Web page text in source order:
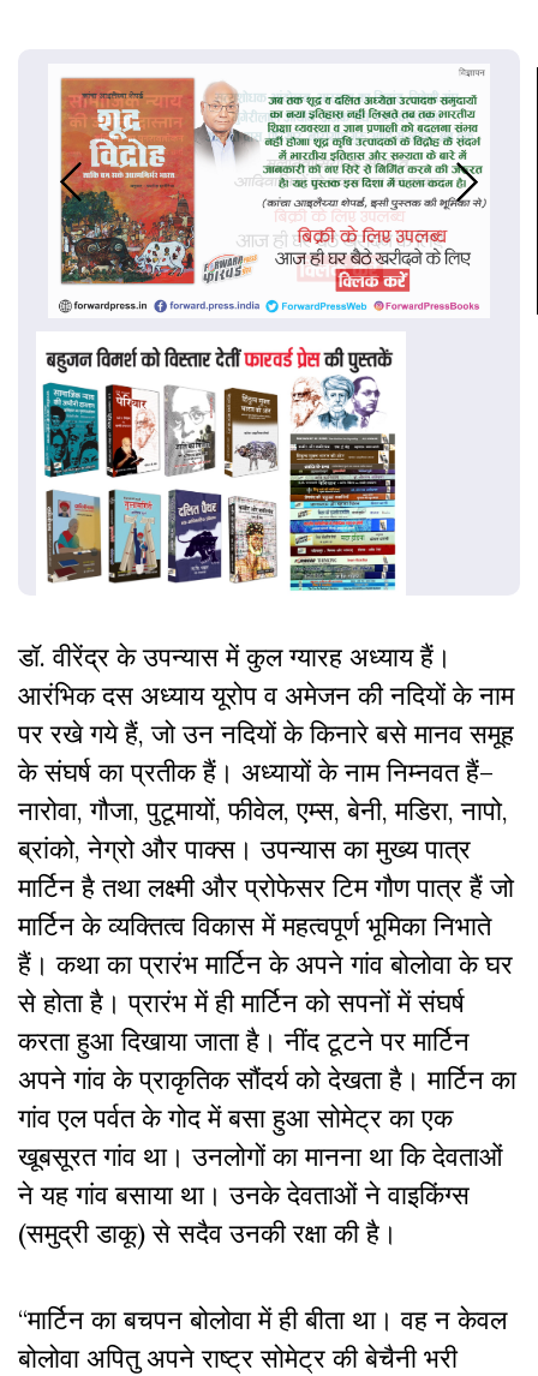
डॉ. वीरेंद्र के उपन्यास में कुल ग्यारह अध्याय हैं।
आरंभिक दस अध्याय यूरोप व अमेजन की नदियों के नाम
पर रखे गये हैं, जो उन नदियों के किनारे बसे मानव समूह
के संघर्ष का प्रतीक हैं। अध्यायों के नाम निम्नवत हैं–
नारोवा, गौजा, पुटूमायों, फीवेल, एम्स, बेनी, मडिरा, नापो,
ब्रांको, नेग्रो और पाक्स। उपन्यास का मुख्य पात्र
मार्टिन है तथा लक्ष्मी और प्रोफेसर टिम गौण पात्र हैं जो
मार्टिन के व्यक्तित्व विकास में महत्वपूर्ण भूमिका निभाते
हैं। कथा का प्रारंभ मार्टिन के अपने गांव बोलोवा के घर
से होता है। प्रारंभ में ही मार्टिन को सपनों में संघर्ष
करता हुआ दिखाया जाता है। नींद टूटने पर मार्टिन
अपने गांव के प्राकृतिक सौंदर्य को देखता है। मार्टिन का
गांव एल पर्वत के गोद में बसा हुआ सोमेट्र का एक
खूबसूरत गांव था। उनलोगों का मानना था कि देवताओं
ने यह गांव बसाया था। उनके देवताओं ने वाइकिंग्स
(समुद्री डाकू) से सदैव उनकी रक्षा की है।
“मार्टिन का बचपन बोलोवा में ही बीता था। वह न केवल
बोलोवा अपितु अपने राष्ट्र सोमेट्र की बेचैनी भरी